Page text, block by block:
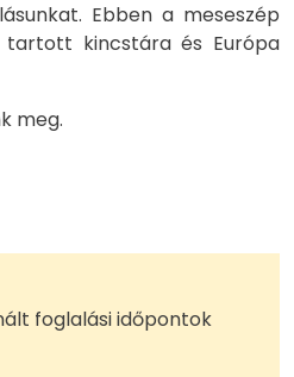
Ebben a meseszép
kincstára és Európa
meg.
foglalási időpontok